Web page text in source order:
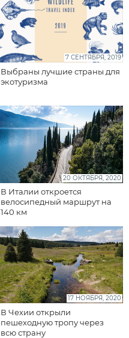
7 СЕНТЯБРЯ, 2019
Выбраны лучшие страны для
экотуризма
20 ОКТЯБРЯ, 2020
В Италии откроется
велосипедный маршрут на
140 км
17 НОЯБРЯ, 2020
В Чехии открыли
пешеходную тропу через
всю страну